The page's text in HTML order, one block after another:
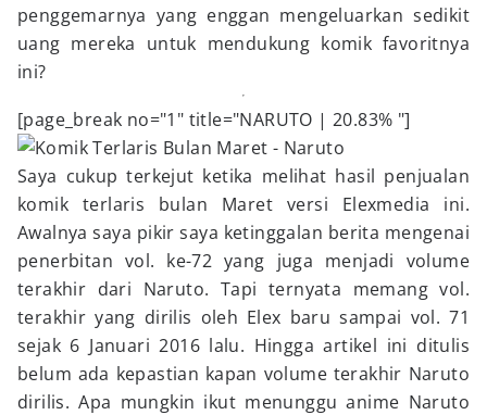
penggemarnya yang enggan mengeluarkan sedikit
uang mereka untuk mendukung komik favoritnya
ini?
[page_break no="1" title="NARUTO | 20.83% "]
Saya cukup terkejut ketika melihat hasil penjualan
komik terlaris bulan Maret versi Elexmedia ini.
Awalnya saya pikir saya ketinggalan berita mengenai
penerbitan vol. ke-72 yang juga menjadi volume
terakhir dari Naruto. Tapi ternyata memang vol.
terakhir yang dirilis oleh Elex baru sampai vol. 71
sejak 6 Januari 2016 lalu. Hingga artikel ini ditulis
belum ada kepastian kapan volume terakhir Naruto
dirilis. Apa mungkin ikut menunggu anime Naruto